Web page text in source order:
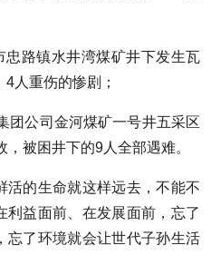
路镇水井湾煤矿井下发生瓦
人重伤的惨剧；
公司金河煤矿一号井五采区
被困井下的9人全部遇难。
活的生命就这样远去，不能不
利益面前、在发展面前，忘了
忘了环境就会让世代子孙生活